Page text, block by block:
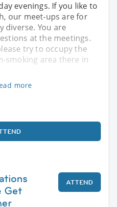
evenings. If you like to
our meet-ups are for
diverse. You are
at the meetings.
try to occupy the
smoking area there in
more
Get
ATTEND